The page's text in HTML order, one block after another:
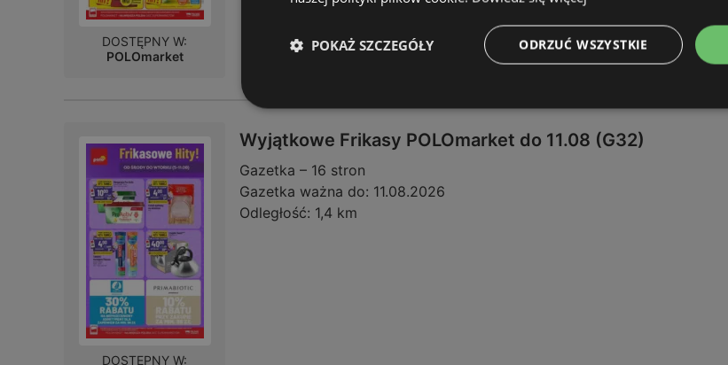
DOSTĘPNY W:
POLOmarket
Wyjątkowe Frikasy POLOmarket do 11.08 (G32)
Gazetka – 16 stron
Gazetka ważna do: 11.08.2026
Odległość: 1,4 km
DOSTĘPNY W:
ODRZUĆ WSZYSTKIE
POKAŻ SZCZEGÓŁY